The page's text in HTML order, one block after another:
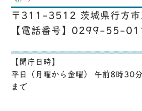
〒311-3512 茨城県行方
【電話番号】0299-55-
【開庁日時】
平日（月曜から金曜） 午前8時30
まで